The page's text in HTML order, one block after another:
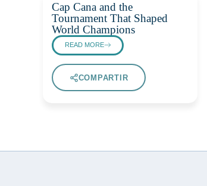
Cap Cana and the
Tournament That Shaped
World Champions
READ MORE
COMPARTIR